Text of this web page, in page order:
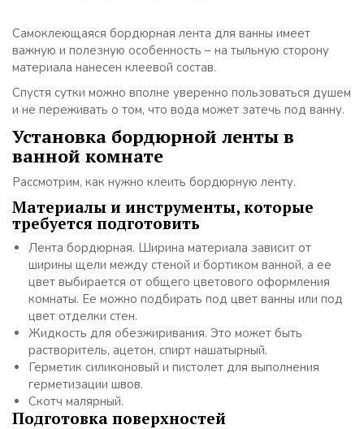
Самоклеющаяся бордюрная лента для ванны имеет
важную и полезную особенность – на тыльную сторону
материала нанесен клеевой состав.
Спустя сутки можно вполне уверенно пользоваться душем
и не переживать о том, что вода может затечь под ванну.
Установка бордюрной ленты в
ванной комнате
Рассмотрим, как нужно клеить бордюрную ленту.
Материалы и инструменты, которые
требуется подготовить
Лента бордюрная. Ширина материала зависит от
ширины щели между стеной и бортиком ванной, а ее
цвет выбирается от общего цветового оформления
комнаты. Ее можно подбирать под цвет ванны или под
цвет отделки стен.
Жидкость для обезжиривания. Это может быть
растворитель, ацетон, спирт нашатырный.
Герметик силиконовый и пистолет для выполнения
герметизации швов.
Скотч малярный.
Подготовка поверхностей